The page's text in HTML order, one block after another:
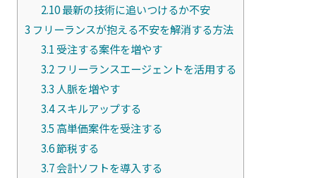
2.10最新の技術に追いつけるか不安
3 フリーランスが抱える不安を解消する方法
3.1 受注する案件を増やす
3.2フリーランスエージェントを活用する
3.3 人脈を増やす
3.4スキルアップする
3.5 高単価案件を受注する
3.6節税する
3.7会計ソフトを導入する